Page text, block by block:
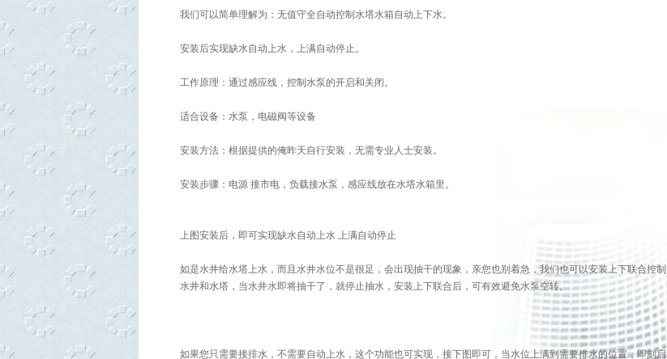
我们可以简单理解为：无值守全自动控制水塔水箱自动上下水。
安装后实现缺水自动上水，上满自动停止。
工作原理：通过感应线，控制水泵的开启和关闭。
适合设备：水泵，电磁阀等设备
安装方法：根据提供的俺昨天自行安装，无需专业人士安装。
安装步骤：电源 接市电，负载接水泵，感应线放在水塔水箱里。
上图安装后，即可实现缺水自动上水 上满自动停止
如是水井给水塔上水，而且水井水位不是很足，会出现抽干的现象，亲您也别着急，我们也可以安装上下联合控制
水井和水塔，当水井水即将抽干了，就停止抽水，安装上下联合后，可有效避免水泵空转。
如果您只需要接排水，不需要自动上水，这个功能也可实现，接下图即可，当水位上满到需要排水的位置，即刻启